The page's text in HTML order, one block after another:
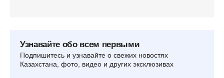
Узнавайте обо всем первыми
Подпишитесь и узнавайте о свежих новостях
Казахстана, фото, видео и других эксклюзивах